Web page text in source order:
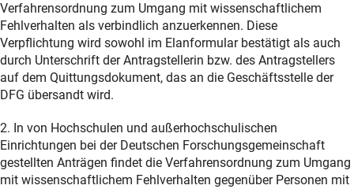
Verfahrensordnung zum Umgang mit wissenschaftlichem
Fehlverhalten als verbindlich anzuerkennen. Diese
Verpflichtung wird sowohl im Elanformular bestätigt als auch
durch Unterschrift der Antragstellerin bzw. des Antragstellers
auf dem Quittungsdokument, das an die Geschäftsstelle der
DFG übersandt wird.
2. In von Hochschulen und außerhochschulischen
Einrichtungen bei der Deutschen Forschungsgemeinschaft
gestellten Anträgen findet die Verfahrensordnung zum Umgang
mit wissenschaftlichem Fehlverhalten gegenüber Personen mit